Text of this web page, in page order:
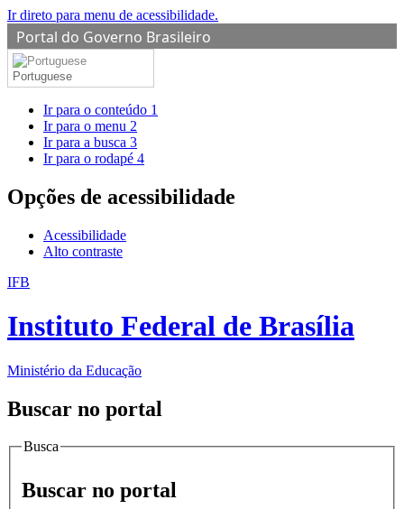
Ir direto para menu de acessibilidade.
Portal do Governo Brasileiro
Portuguese
Ir para o conteúdo 1
Ir para o menu 2
Ir para a busca 3
Ir para o rodapé 4
Opções de acessibilidade
Acessibilidade
Alto contraste
IFB
Instituto Federal de Brasília
Ministério da Educação
Buscar no portal
Busca
Buscar no portal